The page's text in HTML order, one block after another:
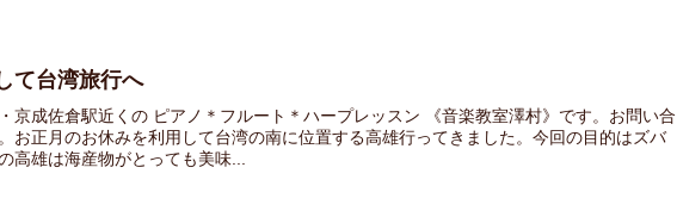
て台湾旅行へ
京成佐倉駅近くの ピアノ＊フルート＊ハープレッスン 《音楽教室澤村》です。お問い合
お正月のお休みを利用して台湾の南に位置する高雄行ってきました。今回の目的はズバ
高雄は海産物がとっても美味...